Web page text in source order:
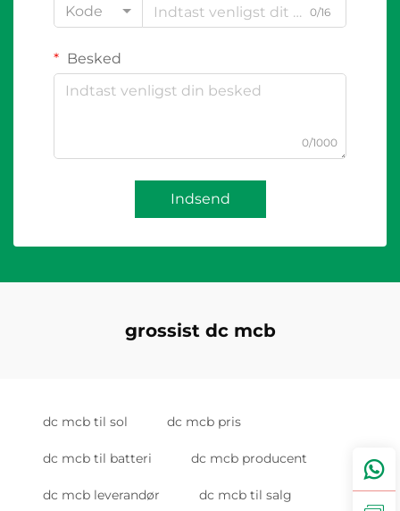
Kode
0/16
Besked
0/1000
Indsend
grossist dc mcb
dc mcb til sol dc mcb pris
dc mcb til batteri dc mcb producent
dc mcb leverandør dc mcb til salg